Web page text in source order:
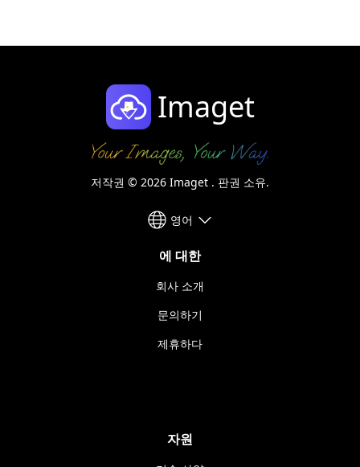
Imaget
저작권 © 2026 Imaget . 판권 소유.
영어
에 대한
회사 소개
문의하기
제휴하다
자원